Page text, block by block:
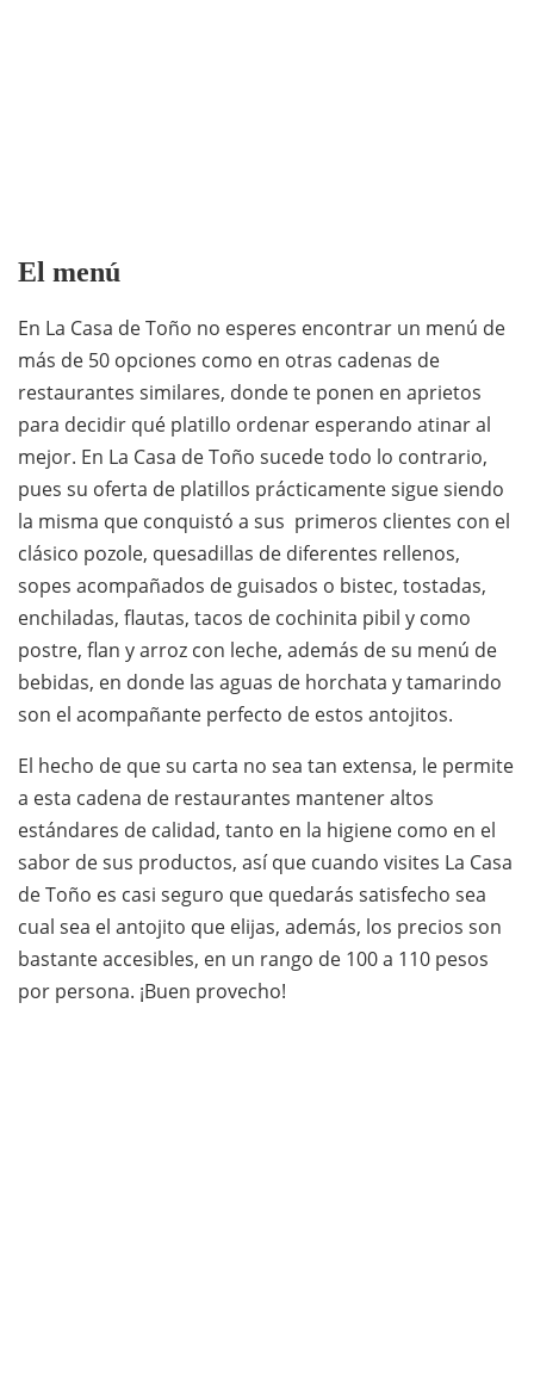
El menú
En La Casa de Toño no esperes encontrar un menú de
más de 50 opciones como en otras cadenas de
restaurantes similares, donde te ponen en aprietos
para decidir qué platillo ordenar esperando atinar al
mejor. En La Casa de Toño sucede todo lo contrario,
pues su oferta de platillos prácticamente sigue siendo
la misma que conquistó a sus primeros clientes con el
clásico pozole, quesadillas de diferentes rellenos,
sopes acompañados de guisados o bistec, tostadas,
enchiladas, flautas, tacos de cochinita pibil y como
postre, flan y arroz con leche, además de su menú de
bebidas, en donde las aguas de horchata y tamarindo
son el acompañante perfecto de estos antojitos.
El hecho de que su carta no sea tan extensa, le permite
a esta cadena de restaurantes mantener altos
estándares de calidad, tanto en la higiene como en el
sabor de sus productos, así que cuando visites La Casa
de Toño es casi seguro que quedarás satisfecho sea
cual sea el antojito que elijas, además, los precios son
bastante accesibles, en un rango de 100 a 110 pesos
por persona. ¡Buen provecho!